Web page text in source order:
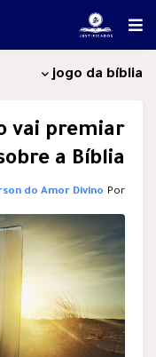
jogo da bíblia
vai premiar
a Bíblia
Por
do Amor Divino